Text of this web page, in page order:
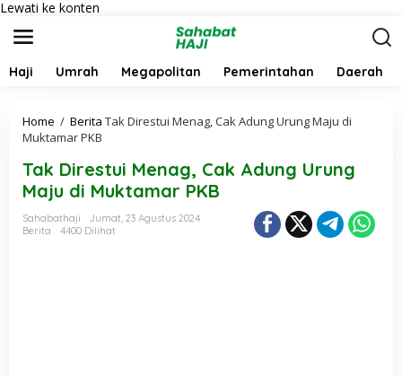
Lewati ke konten
Haji Umrah Megapolitan Pemerintahan Daerah
Home / Berita Tak Direstui Menag, Cak Adung Urung Maju di
Muktamar PKB
Tak Direstui Menag, Cak Adung Urung
Maju di Muktamar PKB
Sahabathaji
Jumat, 23 Agustus 2024
Berita
4400 Dilihat